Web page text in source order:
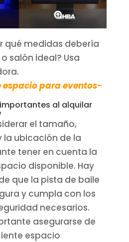
qué medidas debería
salón ideal? Usa
para eventos-
al alquilar
el tamaño,
la ubicación de la
tener en cuenta la
disponible. Hay
que la pista de baile
y cumpla con los
necesarios.
asegurarse de
espacio